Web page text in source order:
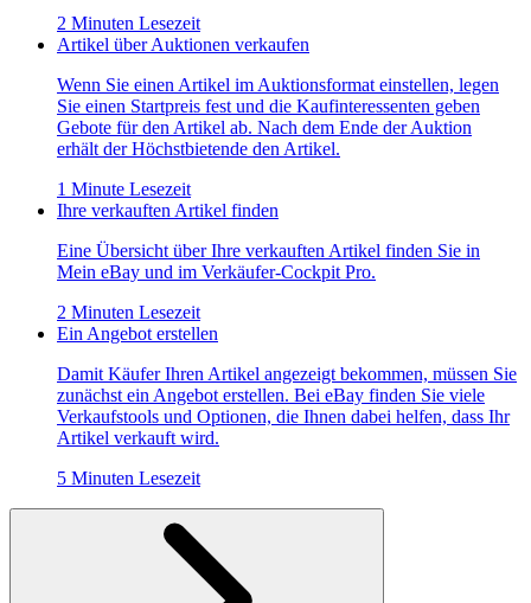
2 Minuten Lesezeit
Artikel über Auktionen verkaufen
Wenn Sie einen Artikel im Auktionsformat einstellen, legen
Sie einen Startpreis fest und die Kaufinteressenten geben
Gebote für den Artikel ab. Nach dem Ende der Auktion
erhält der Höchstbietende den Artikel.
1 Minute Lesezeit
Ihre verkauften Artikel finden
Eine Übersicht über Ihre verkauften Artikel finden Sie in
Mein eBay und im Verkäufer-Cockpit Pro.
2 Minuten Lesezeit
Ein Angebot erstellen
Damit Käufer Ihren Artikel angezeigt bekommen, müssen Sie
zunächst ein Angebot erstellen. Bei eBay finden Sie viele
Verkaufstools und Optionen, die Ihnen dabei helfen, dass Ihr
Artikel verkauft wird.
5 Minuten Lesezeit